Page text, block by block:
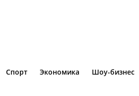
Спорт Экономика Шоу-бизнес